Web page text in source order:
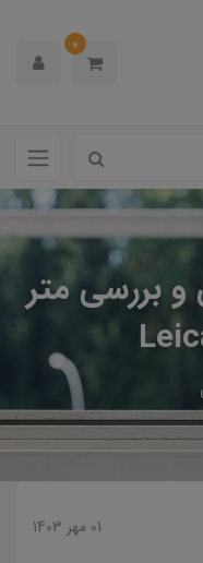
0
بررسی متر
01 مهر 1403